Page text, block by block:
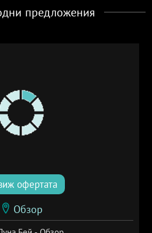
предложения
офертата
Обзор